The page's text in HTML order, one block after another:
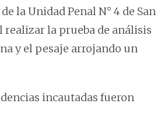
la Unidad Penal N° 4 de San
la prueba de análisis
y el pesaje arrojando un
incautadas fueron